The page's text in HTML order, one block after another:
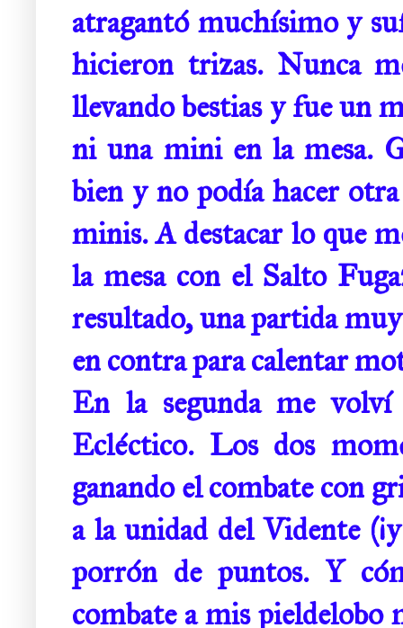
atragantó muchísimo y
hicieron trizas. Nunca
llevando bestias y fue un
ni una mini en la mesa.
bien y no podía hacer
minis. A destacar lo que
la mesa con el Salto
resultado, una partida
en contra para calentar
En la segunda me
Ecléctico. Los dos
ganando el combate con
a la unidad del Vidente
porrón de puntos. Y
combate a mis pieldelobo